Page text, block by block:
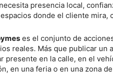
presencia local,
donde el cliente mira,
es el conjunto de
reales. Más que publicar un
presente en la calle, en el
en una feria o en una zona